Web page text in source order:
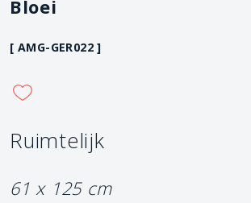
Bloei
[ AMG-GER022 ]
Ruimtelijk
61 x 125 cm